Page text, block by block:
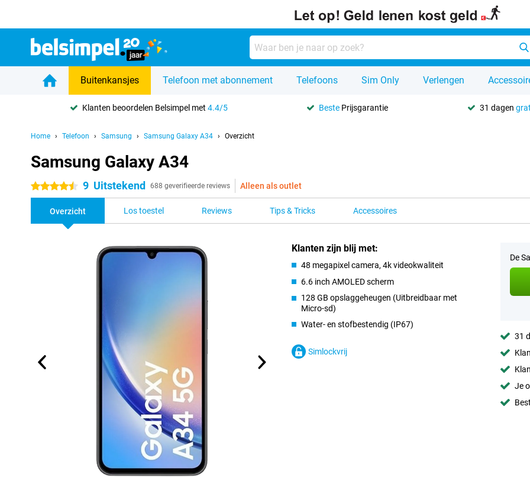
Buitenkansjes Telefoon met abonnement Telefoons Sim Only Verlengen
Klanten beoordelen Belsimpel met4.4/5 Beste Prijsgarantie 31 dagen
Home Telefoon Samsung Samsung Galaxy A34 Overzicht
Samsung Galaxy A34
4.5 sterren 9 Uitstekend 688 geverifieerde reviews Alleen als outlet
Overzicht Los toestel Reviews Tips & Tricks Accessoires
Klanten zijn blij met:
48 megapixel camera, 4k videokwaliteit
6.6 inch AMOLED scherm
128 GB opslaggeheugen (Uitbreidbaar met
Micro-sd)
Water- en stofbestendig (IP67)
Simlockvrij
De
31
Je